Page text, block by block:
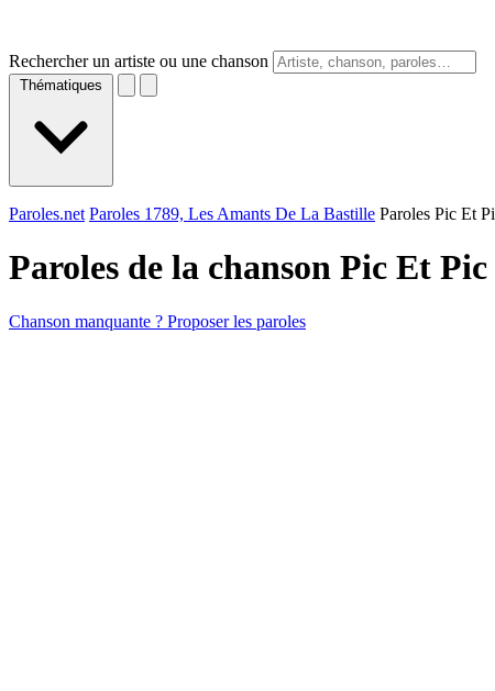
Rechercher un artiste ou une chanson
Thématiques
Paroles.net Paroles 1789, Les Amants De La Bastille Paroles Pic Et
Paroles de la chanson Pic Et
Chanson manquante ? Proposer les paroles